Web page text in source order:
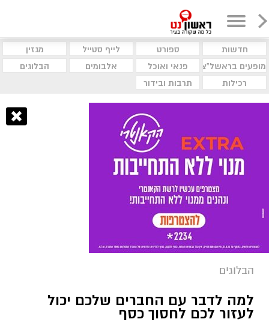
חדשות ספורט לייף סטייל
מגזין
מופעים בראשל"צ
פנאי ואוכל אלבומים
הבלוגים
רכילות
תרבות ובידור
הבלוגים
למה לדבר עם החברים שלכם יכול
לעזור לכם לחסוך כסף